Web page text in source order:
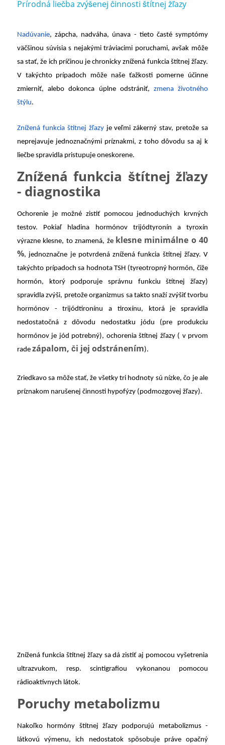
Prírodná liečba zvýšenej činnosti štítnej žľazy
Nadúvanie, zápcha, nadváha, únava - tieto časté symptómy
väčšinou súvisia s nejakými tráviacimi poruchami, avšak môže
sa stať, že ich príčinou je chronicky znížená funkcia štítnej žľazy.
V takýchto prípadoch môže naše ťažkosti pomerne účinne
zmierniť, alebo dokonca úplne odstrániť, zmena životného
štýlu.
Znížená funkcia štítnej žľazyje veľmi zákerný stav, pretože sa
neprejavuje jednoznačnými príznakmi, z toho dôvodu sa aj k
liečbe spravidla pristupuje oneskorene.
Znížená funkcia štítnej žľazy
- diagnostika
Ochorenie je možné zistiť pomocou jednoduchých krvných
testov. Pokiaľ hladina hormónov trijódtyronín a tyroxín
výrazne klesne, to znamená, že klesne minimálne o 40
%, jednoznačne je potvrdená znížená funkcia štítnej žľazy. V
takýchto prípadoch sa hodnota TSH (tyreotropný hormón, čiže
hormón, ktorý podporuje správnu funkciu štítnej žľazy)
spravidla zvýši, pretože organizmus sa takto snaží zvýšiť tvorbu
hormónov - trijódtironínu a tiroxínu, ktorá je spravidla
nedostatočná z dôvodu nedostatku jódu (pre produkciu
hormónov je jód potrebný), ochorenia štítnej žľazy ( v prvom
rade zápalom, či jej odstránením).
Zriedkavo sa môže stať, že všetky tri hodnoty sú nízke, čo je ale
príznakom narušenej činnosti hypofýzy (podmozgovej žľazy).
Znížená funkcia štítnej žľazy sa dá zistiť aj pomocou vyšetrenia
ultrazvukom, resp. scintigrafiou vykonanou pomocou
rádioaktívnych látok.
Poruchy metabolizmu
Nakoľko hormóny štítnej žľazy podporujú metabolizmus -
látkovú výmenu, ich nedostatok spôsobuje práve opačný